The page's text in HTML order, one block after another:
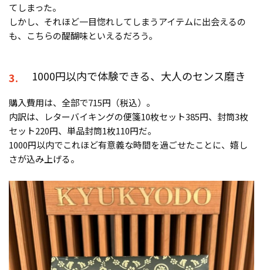
てしまった。
しかし、それほど一目惚れしてしまうアイテムに出会えるの
も、こちらの醍醐味といえるだろう。
3. 1000円以内で体験できる、大人のセンス磨き
購入費用は、全部で715円（税込）。
内訳は、レターバイキングの便箋10枚セット385円、封筒3枚
セット220円、単品封筒1枚110円だ。
1000円以内でこれほど有意義な時間を過ごせたことに、嬉し
さが込み上げる。